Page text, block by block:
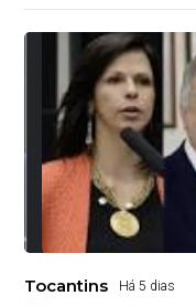
Tocantins Há 5 dias